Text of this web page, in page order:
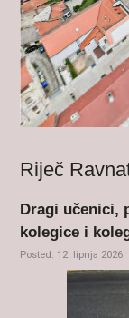
Riječ
Dragi učenici,
kolegice i
Posted: 12. lipnja 2026.